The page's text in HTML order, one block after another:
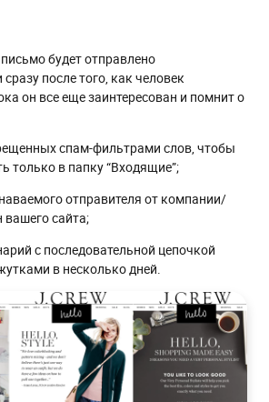
будет отправлено
после того, как человек
он все еще заинтересован и помнит о
спам-фильтрами слов, чтобы
только в папку “Входящие”;
отправителя от компании/
вашего сайта;
с последовательной цепочкой
в несколько дней.